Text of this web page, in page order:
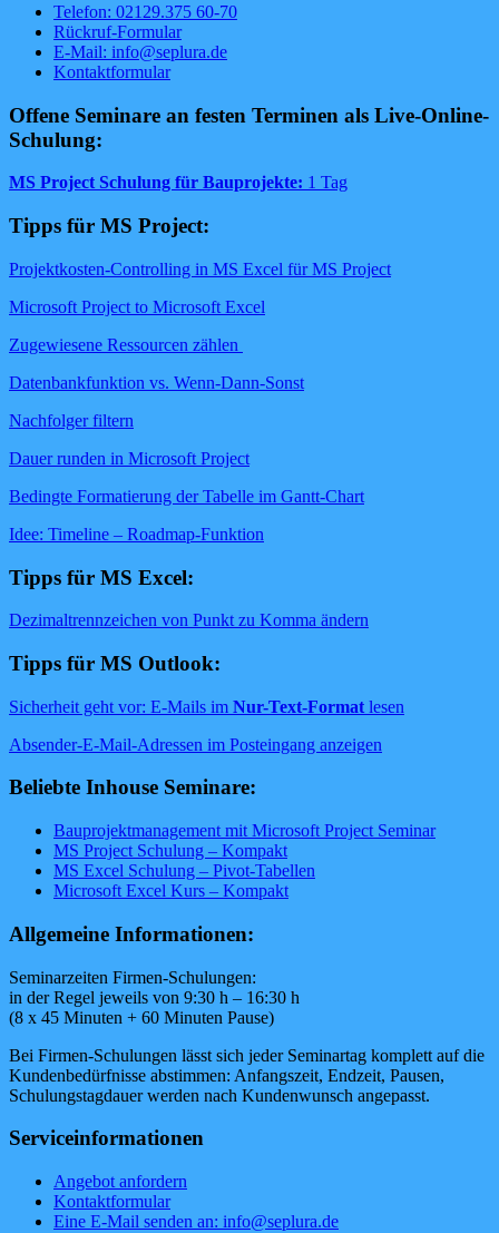
Telefon: 02129.375 60-70
Rückruf-Formular
E-Mail: info@seplura.de
Kontaktformular
Offene Seminare an festen Terminen als Live-Online-
Schulung:
MS Project Schulung für Bauprojekte: 1 Tag
Tipps für MS Project:
Projektkosten-Controlling in MS Excel für MS Project
Microsoft Project to Microsoft Excel
Zugewiesene Ressourcen zählen
Datenbankfunktion vs. Wenn-Dann-Sonst
Nachfolger filtern
Dauer runden in Microsoft Project
Bedingte Formatierung der Tabelle im Gantt-Chart
Idee: Timeline – Roadmap-Funktion
Tipps für MS Excel:
Dezimaltrennzeichen von Punkt zu Komma ändern
Tipps für MS Outlook:
Sicherheit geht vor: E-Mails im Nur-Text-Format lesen
Absender-E-Mail-Adressen im Posteingang anzeigen
Beliebte Inhouse Seminare:
Bauprojektmanagement mit Microsoft Project Seminar
MS Project Schulung – Kompakt
MS Excel Schulung – Pivot-Tabellen
Microsoft Excel Kurs – Kompakt
Allgemeine Informationen:
Seminarzeiten Firmen-Schulungen:
in der Regel jeweils von 9:30 h – 16:30 h
(8 x 45 Minuten + 60 Minuten Pause)
Bei Firmen-Schulungen lässt sich jeder Seminartag komplett auf die
Kundenbedürfnisse abstimmen: Anfangszeit, Endzeit, Pausen,
Schulungstagdauer werden nach Kundenwunsch angepasst.
Serviceinformationen
Angebot anfordern
Kontaktformular
Eine E-Mail senden an: info@seplura.de